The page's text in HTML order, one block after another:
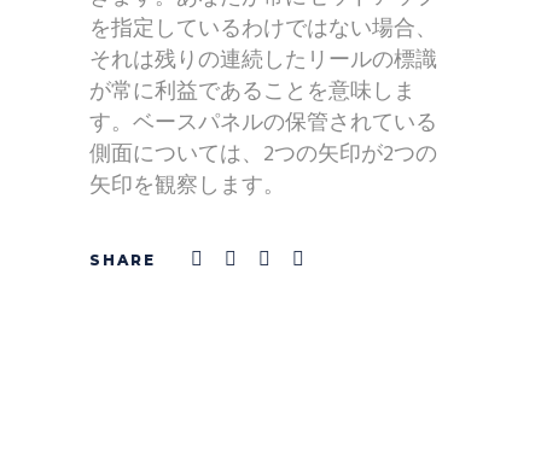
を指定しているわけではない場合、
それは残りの連続したリールの標識
が常に利益であることを意味しま
す。ベースパネルの保管されている
側面については、2つの矢印が2つの
矢印を観察します。